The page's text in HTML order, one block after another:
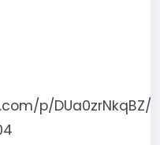
p/DUa0zrNkqBZ/?